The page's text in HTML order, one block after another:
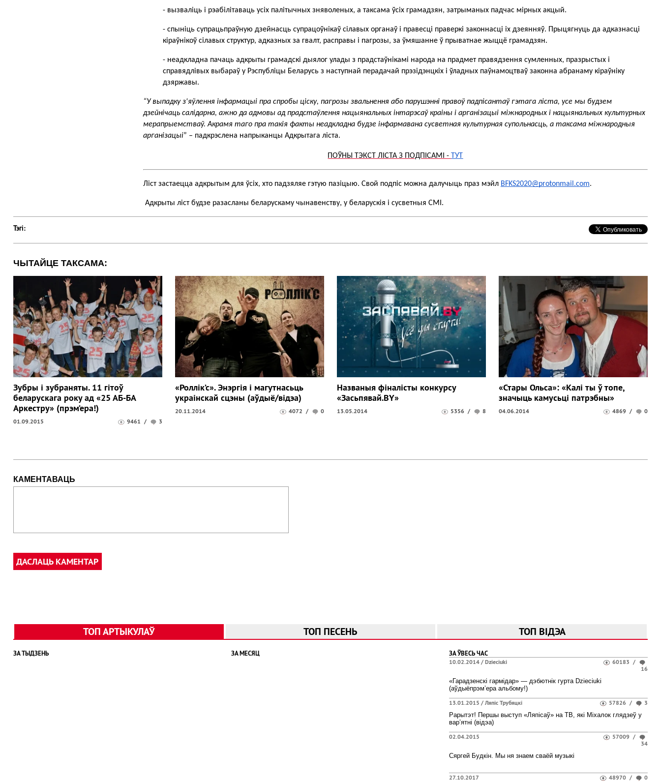
- вызваліць і рэабілітаваць усіх палітычных зняволеных, а таксама ўсіх грамадзян, затрыманых падчас мірных акцый.
- спыніць супрацьпраўную дзейнасць супрацоўнікаў сілавых органаў і правесці праверкі законнасці іх дзеянняў. Прыцягнуць да адказнасці
кіраўнікоў сілавых структур, адказных за гвалт, расправы і пагрозы, за ўмяшанне ў прыватнае жыццё грамадзян.
- неадкладна пачаць адкрыты грамадскі дыялог улады з прадстаўнікамі народа на прадмет правядзення сумленных, празрыстых і
справядлівых выбараў у Рэспубліцы Беларусь з наступнай перадачай прэзідэнцкіх і ўладных паўнамоцтваў законна абранаму кіраўніку
дзяржавы.
“У выпадку з'яўлення інфармацыі пра спробы ціску, пагрозы звальнення або парушэнні правоў падпісантаў гэтага ліста, усе мы будзем
дзейнічаць салідарна, ажно да адмовы ад прадстаўлення нацыянальных інтарэсаў краіны і арганізацыі міжнародных і нацыянальных культурных
мерапрыемстваў. Акрамя таго пра такія факты неадкладна будзе інфармавана сусветная культурная супольнасць, а таксама міжнародныя
арганізацыі” – падкрэслена напрыканцы Адкрытага ліста.
ПОЎНЫ ТЭКСТ ЛІСТА З ПОДПІСАМІ - ТУТ
Ліст застаецца адкрытым для ўсіх, хто падзяляе гэтую пазіцыю. Свой подпіс можна далучыць праз мэйл BFKS2020@protonmail.com.
Адкрыты ліст будзе разасланы беларускаму чынавенству, у беларускія і сусветныя СМІ.
Тэгi:
ЧЫТАЙЦЕ ТАКСАМА:
Зубры і зубраняты. 11 гітоў
беларускага року ад «25 АБ-БА
Аркестру» (прэм’ера!)
9461 / 3
01.09.2015
«Роллік’с». Энэргія і магутнасьць
украінскай сцэны (аўдыё/відэа)
4072 / 0
20.11.2014
Названыя фіналісты конкурсу
«Засьпявай.BY»
5356 / 8
13.05.2014
«Стары Ольса»: «Калі ты ў топе,
значыць камусьці патрэбны»
4869 / 0
04.06.2014
КАМЕНТАВАЦЬ
ДАСЛАЦЬ КАМЕНТАР
ТОП АРТЫКУЛАЎ ТОП ПЕСЕНЬ ТОП ВІДЭА
ЗА ТЫДЗЕНЬ ЗА МЕСЯЦ ЗА ЎВЕСЬ ЧАС
60183 /
16
10.02.2014 /Dzieciuki
«Гарадзенскі гармідар» — дэбютнік гурта Dzieciuki
(аўдыёпрэм’ера альбому!)
57826 / 3
13.01.2015 /Ляпіс Трубяцкі
Рарытэт! Першы выступ «Ляпісаў» на ТВ, які Міхалок глядзеў у
вар’ятні (відэа)
57009 /
34
02.04.2015
Сяргей Будкін. Мы ня знаем сваёй музыкі
48970 / 0
27.10.2017